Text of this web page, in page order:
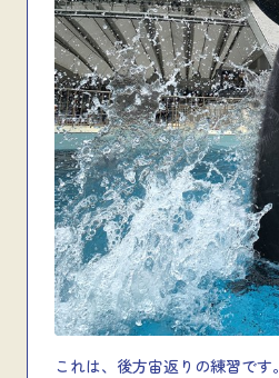
これは、後方宙返りの練習です。